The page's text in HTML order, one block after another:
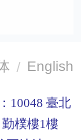
English
10048 臺北
樸樓1樓